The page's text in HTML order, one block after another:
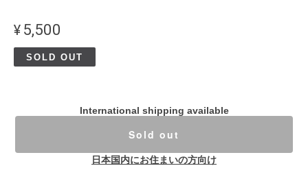
¥5,500
SOLD OUT
International shipping available
Sold out
日本国内にお住まいの方向け